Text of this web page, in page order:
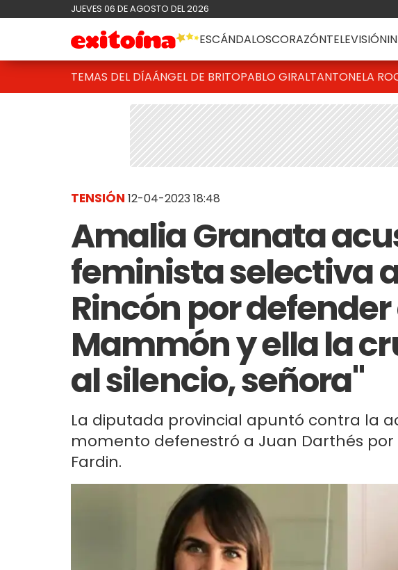
JUEVES 06 DE AGOSTO DEL 2026
ESCÁNDALOSCORAZÓNTELEVISIÓN
TEMAS DEL DÍAÁNGEL DE BRITOPABLO GIRALTANTONELA
TENSIÓN 12-04-2023 18:48
Amalia Granata
feminista selectiva
Rincón por
Mammón y ella la
al silencio, señora"
La diputada provincial apuntó contra la
momento defenestró a Juan Darthés
Fardin.